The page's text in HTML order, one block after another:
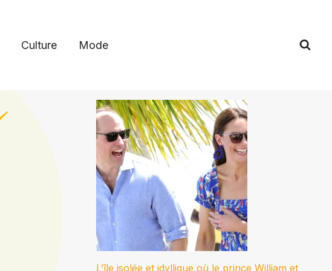
Culture Mode
L’île isolée et idyllique où le prince William et